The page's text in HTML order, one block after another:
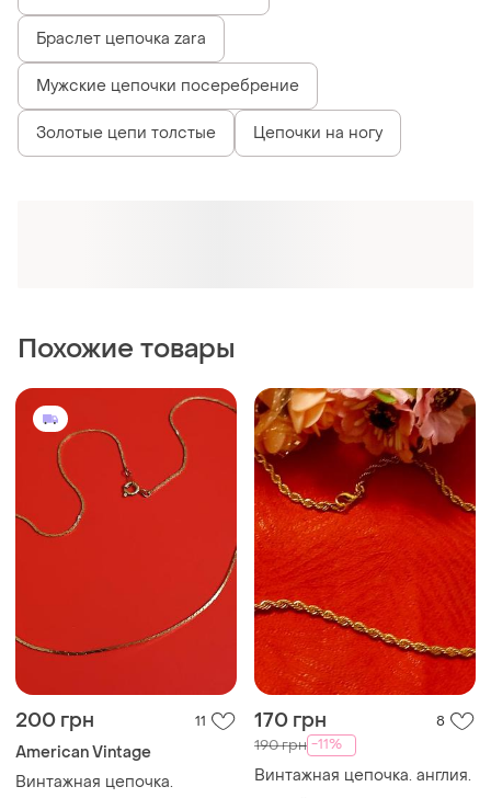
Браслет цепочка zara
Мужские цепочки посеребрение
Золотые цепи толстые Цепочки на ногу
Винтажная цепочка.
Другой
170 грн
190 грн -11%
Винтажная цепочка. англия.
Другой